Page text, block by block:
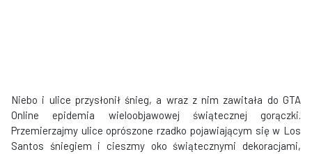
Niebo i ulice przysłonił śnieg, a wraz z nim zawitała do GTA
Online epidemia wieloobjawowej świątecznej gorączki.
Przemierzajmy ulice oprószone rzadko pojawiającym się w Los
Santos śniegiem i cieszmy oko świątecznymi dekoracjami,